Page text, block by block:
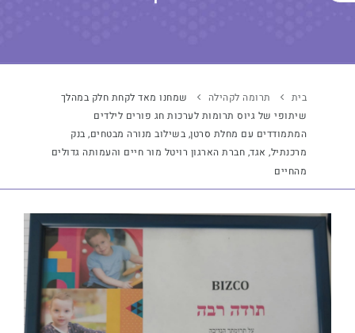
לומדים עם BIZCO
בית תרומה לקהילה
שמחנו מאד לקחת חלק במהלך
שיתופי של גיוס תרומות לערכות חג פורים לילדים
המתמודדים עם מחלת סרטן, בשילוב מנורה מבטחים, בנק
מרכנתיל, אגד, חברת הארגון רויטל מור חיים והעמותה גדולים
מהחיים